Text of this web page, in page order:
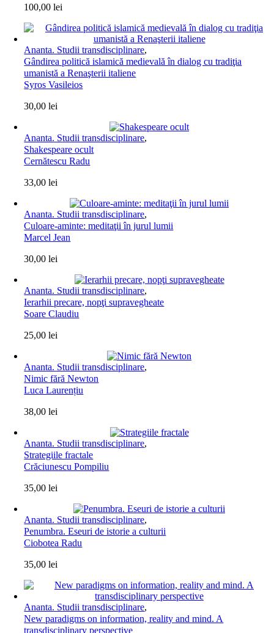
100,00lei
Ananta. Studii transdisciplinare,
Gândirea politică islamică medievală în dialog cu tradiţia
umanistă a Renaşterii italiene
Syros Vasileios
30,00lei
Ananta. Studii transdisciplinare,
Shakespeare ocult
Cernătescu Radu
33,00lei
Ananta. Studii transdisciplinare,
Culoare-aminte: meditaţii în jurul lumii
Marcel Jean
30,00lei
Ananta. Studii transdisciplinare,
Ierarhii precare, nopţi supravegheate
Soare Claudiu
25,00lei
Ananta. Studii transdisciplinare,
Nimic fără Newton
Luca Laurențiu
38,00lei
Ananta. Studii transdisciplinare,
Strategiile fractale
Crăciunescu Pompiliu
35,00lei
Ananta. Studii transdisciplinare,
Penumbra. Eseuri de istorie a culturii
Ciobotea Radu
35,00lei
Ananta. Studii transdisciplinare,
New paradigms on information, reality and mind. A
transdisciplinary perspective